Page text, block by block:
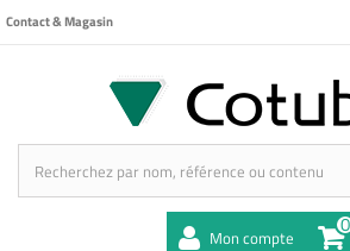
Contact & Magasin
Mon compte 0